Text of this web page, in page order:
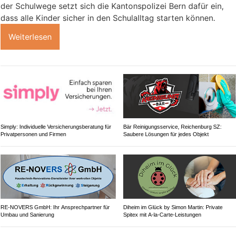
der Schulwege setzt sich die Kantonspolizei Bern dafür ein,
dass alle Kinder sicher in den Schulalltag starten können.
Weiterlesen
Simply: Individuelle Versicherungsberatung für
Privatpersonen und Firmen
Bär Reinigungsservice, Reichenburg SZ:
Saubere Lösungen für jedes Objekt
RE-NOVERS GmbH: Ihr Ansprechpartner für
Umbau und Sanierung
Diheim im Glück by Simon Martin: Private
Spitex mit A-la-Carte-Leistungen